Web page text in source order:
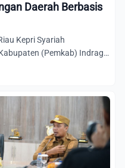
Daerah Berbasis
Kepri Syariah
(Pemkab) Indragiri